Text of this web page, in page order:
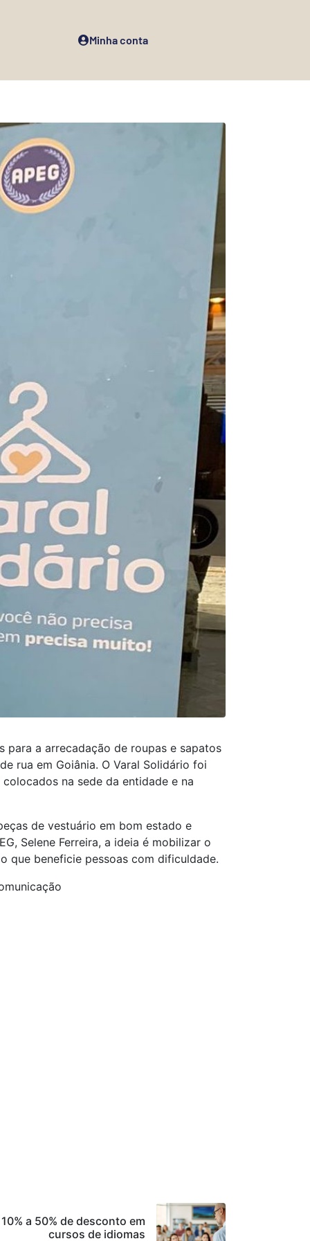
Minha conta
para a arrecadação de roupas e sapatos
rua em Goiânia. O Varal Solidário foi
na sede da entidade e na
de vestuário em bom estado e
Selene Ferreira, a ideia é mobilizar o
que beneficie pessoas com dificuldade.
a 50% de desconto em
cursos de idiomas